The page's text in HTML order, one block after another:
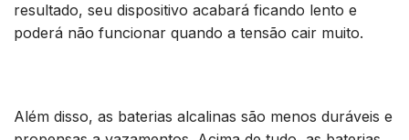
resultado, seu dispositivo acabará ficando lento e
poderá não funcionar quando a tensão cair muito.
Além disso, as baterias alcalinas são menos duráveis e